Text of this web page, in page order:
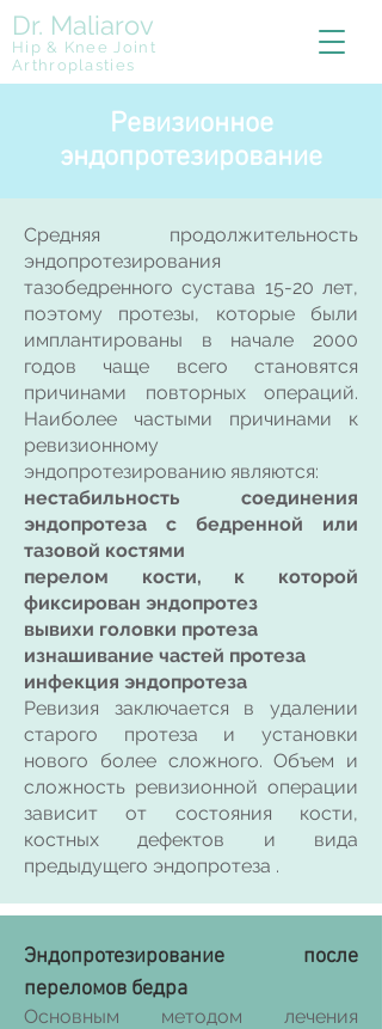
Dr. Maliarov
Hip & Knee Joint
Arthroplasties
Ревизионное
эндопротезирование
Средняя продолжительность
эндопротезирования
тазобедренного сустава 15-20 лет,
поэтому протезы, которые были
имплантированы в начале 2000
годов чаще всего становятся
причинами повторных операций.
Наиболее частыми причинами к
ревизионному
эндопротезированию являются:
нестабильность соединения
эндопротеза с бедренной или
тазовой костями
перелом кости, к которой
фиксирован эндопротез
вывихи головки протеза
изнашивание частей протеза
инфекция эндопротеза
Ревизия заключается в удалении
старого протеза и установки
нового более сложного. Объем и
сложность ревизионной операции
зависит от состояния кости,
костных дефектов и вида
предыдущего эндопротеза .
Эндопротезирование после
переломов бедра
Основным методом лечения